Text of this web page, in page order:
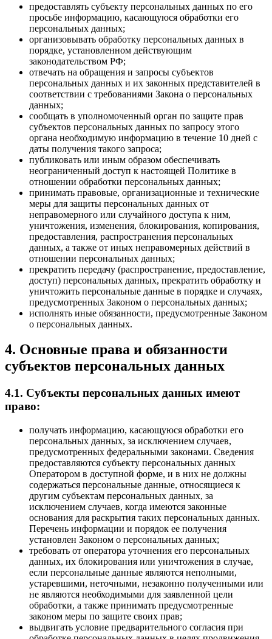
предоставлять субъекту персональных данных по его
просьбе информацию, касающуюся обработки его
персональных данных;
организовывать обработку персональных данных в
порядке, установленном действующим
законодательством РФ;
отвечать на обращения и запросы субъектов
персональных данных и их законных представителей в
соответствии с требованиями Закона о персональных
данных;
сообщать в уполномоченный орган по защите прав
субъектов персональных данных по запросу этого
органа необходимую информацию в течение 10 дней с
даты получения такого запроса;
публиковать или иным образом обеспечивать
неограниченный доступ к настоящей Политике в
отношении обработки персональных данных;
принимать правовые, организационные и технические
меры для защиты персональных данных от
неправомерного или случайного доступа к ним,
уничтожения, изменения, блокирования, копирования,
предоставления, распространения персональных
данных, а также от иных неправомерных действий в
отношении персональных данных;
прекратить передачу (распространение, предоставление,
доступ) персональных данных, прекратить обработку и
уничтожить персональные данные в порядке и случаях,
предусмотренных Законом о персональных данных;
исполнять иные обязанности, предусмотренные Законом
о персональных данных.
4. Основные права и обязанности
субъектов персональных данных
4.1. Субъекты персональных данных имеют
право:
получать информацию, касающуюся обработки его
персональных данных, за исключением случаев,
предусмотренных федеральными законами. Сведения
предоставляются субъекту персональных данных
Оператором в доступной форме, и в них не должны
содержаться персональные данные, относящиеся к
другим субъектам персональных данных, за
исключением случаев, когда имеются законные
основания для раскрытия таких персональных данных.
Перечень информации и порядок ее получения
установлен Законом о персональных данных;
требовать от оператора уточнения его персональных
данных, их блокирования или уничтожения в случае,
если персональные данные являются неполными,
устаревшими, неточными, незаконно полученными или
не являются необходимыми для заявленной цели
обработки, а также принимать предусмотренные
законом меры по защите своих прав;
выдвигать условие предварительного согласия при